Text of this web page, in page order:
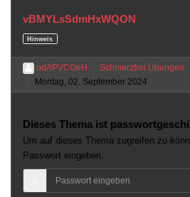
vBMYLsSdmHxWQON
Hinweis
odAPVCOeH
Schmerzfrei Übungen
Montag, 02. September 2024
Dieses Thema ist
Um auf dieses Thema zugreifen zu
Passwort eingeben.